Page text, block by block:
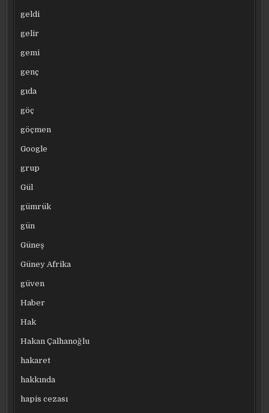
geldi
gelir
gemi
genç
gıda
göç
göçmen
Google
grup
Gül
gümrük
gün
Güneş
Güney Afrika
güven
Haber
Hak
Hakan Çalhanoğlu
hakaret
hakkında
hapis cezası